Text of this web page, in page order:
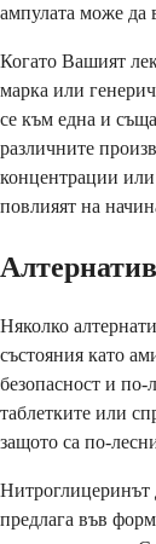
ампулата може да
Когато Вашият
марка или
се към една и
различните
концентрации
повлияят на
Няколко
състояния като
безопасност и
таблетките или
защото са по-
Нитроглицеринът
предлага във